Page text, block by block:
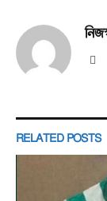
RELATED POSTS